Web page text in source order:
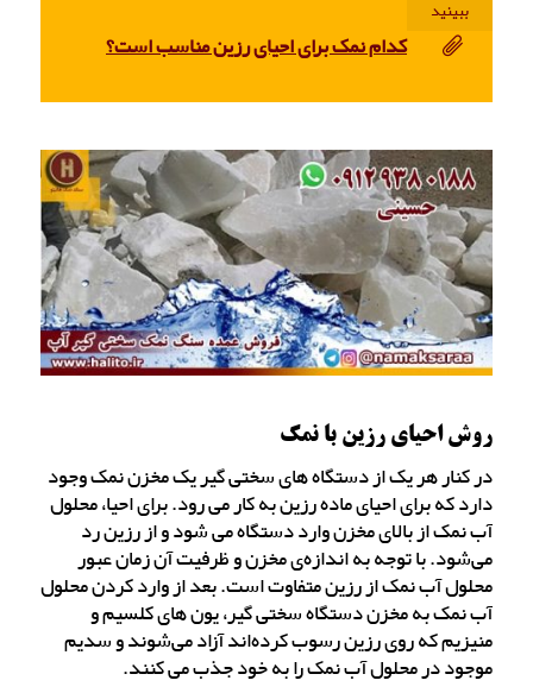
ببینید
کدام نمک برای احیای رزین مناسب است؟
روش احیای رزین با نمک
در کنار هر یک از دستگاه های سختی گیر یک مخزن نمک وجود
دارد که برای احیای ماده رزین به کار می رود. برای احیا، محلول
آب نمک از بالای مخزن وارد دستگاه می شود و از رزین رد
می‌شود. با توجه به اندازه‌ی مخزن و ظرفیت آن زمان عبور
محلول آب نمک از رزین متفاوت است. بعد از وارد کردن محلول
آب نمک به مخزن دستگاه سختی گیر، یون های کلسیم و
منیزیم که روی رزین رسوب کرده‌اند آزاد می‌شوند و سدیم
موجود در محلول آب نمک را به خود جذب می کنند.